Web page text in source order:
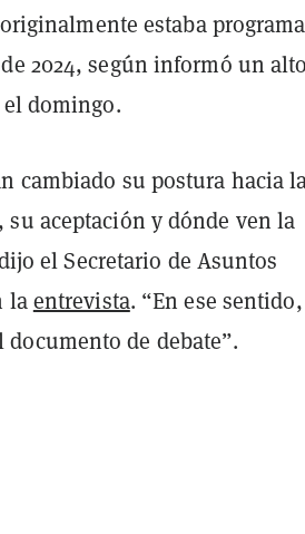
estaba
2024, según informó un
domingo.
cambiado su postura hacia
aceptación y dónde ven la
el Secretario de Asuntos
laentrevista. “En ese sentido,
de debate”.